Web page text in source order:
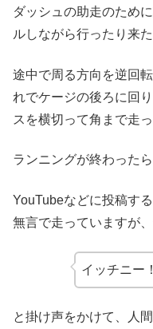
ダッシュの助走のため
ルしながら行ったり来た
途中で周る方向を逆回
れでケージの後ろに回
スを横切って角まで走っ
ランニングが終わった
YouTubeなどに投稿す
無言で走っていますが
イッチニー
と掛け声をかけて、人